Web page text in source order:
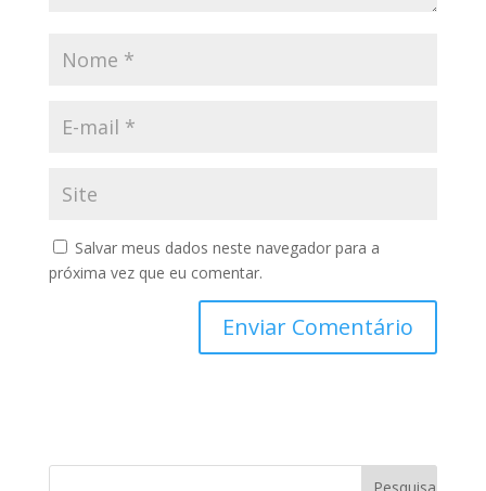
Salvar meus dados neste navegador para a
próxima vez que eu comentar.